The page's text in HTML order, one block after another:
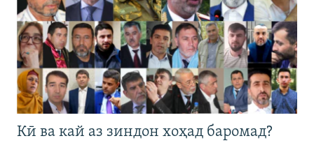
Кӣ ва кай аз зиндон хоҳад баромад?